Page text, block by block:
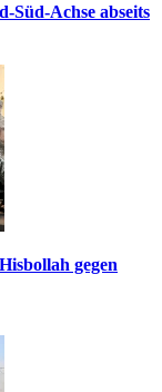
Süd-Achse abseits
gegen